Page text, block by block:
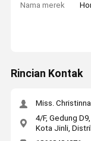
Nama merek
Rincian Kontak
Miss.
4/F, Gedung
Kota Jinli,